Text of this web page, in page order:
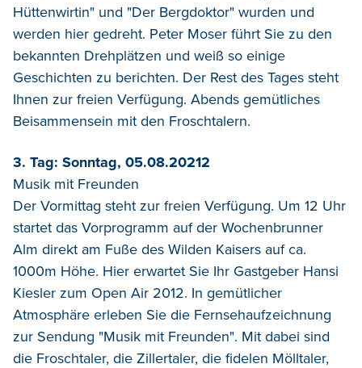
Hüttenwirtin" und "Der Bergdoktor" wurden und
werden hier gedreht. Peter Moser führt Sie zu den
bekannten Drehplätzen und weiß so einige
Geschichten zu berichten. Der Rest des Tages steht
Ihnen zur freien Verfügung. Abends gemütliches
Beisammensein mit den Froschtalern.
3. Tag: Sonntag, 05.08.20212
Musik mit Freunden
Der Vormittag steht zur freien Verfügung. Um 12 Uhr
startet das Vorprogramm auf der Wochenbrunner
Alm direkt am Fuße des Wilden Kaisers auf ca.
1000m Höhe. Hier erwartet Sie Ihr Gastgeber Hansi
Kiesler zum Open Air 2012. In gemütlicher
Atmosphäre erleben Sie die Fernsehaufzeichnung
zur Sendung "Musik mit Freunden". Mit dabei sind
die Froschtaler, die Zillertaler, die fidelen Mölltaler,